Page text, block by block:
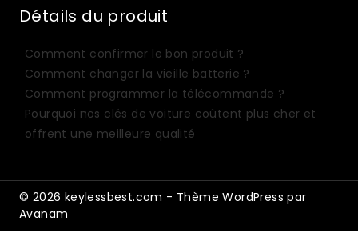
Détails du produit
Comment confirmer le bon produit ?
Comment changer la vieille batterie ?
Comment programmer la télécommande ?
Pourquoi nos clés de voiture coûtent plus cher et
offrent une meilleure qualité
© 2026 keylessbest.com - Thème WordPress par
Avanam